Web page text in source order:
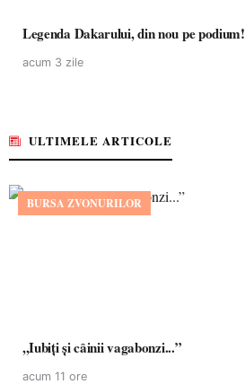
Legenda Dakarului, din nou pe podium!
acum 3 zile
ULTIMELE ARTICOLE
BURSA ZVONURILOR
,,Iubiți și câinii vagabonzi...”
acum 11 ore